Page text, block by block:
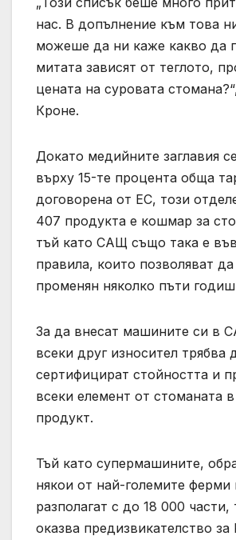
нас. В допълнение към това
можеше да ни каже какво да
митата зависят от теглото,
цената на суровата
Кроне.
Докато медийните заглавия
върху 15-те процента обща
договорена от ЕС, този
407 продукта е кошмар за
тъй като САЩ също така е
правила, които позволяват
променян няколко пъти
За да внесат машините си в
всеки друг износител трябва
сертифицират стойността и
всеки елемент от стоманата
продукт.
Тъй като супермашините,
някои от най-големите ферми
разполагат с до 18 000 части,
оказва предизвикателство за